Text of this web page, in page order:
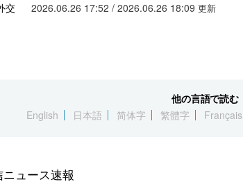
交 2026.06.26 17:52 / 2026.06.26 18:09 更新
他の言語で読む
English
日本語 简体字 繁體字 Français
ュース速報